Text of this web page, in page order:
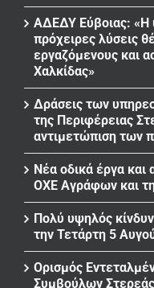
ΑΔΕΔΥ Εύβοιας: «Η
πρόχειρες λύσεις
εργαζόμενους και
Χαλκίδας»
Δράσεις των
της Περιφέρειας
αντιμετώπιση των
Νέα οδικά έργα
ΟΧΕ Αγράφων και
Πολύ υψηλός
την Τετάρτη 5
Ορισμός
Συμβούλων